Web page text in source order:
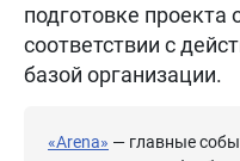
подготовке проекта
соответствии с
базой организации.
«Arena» — главные